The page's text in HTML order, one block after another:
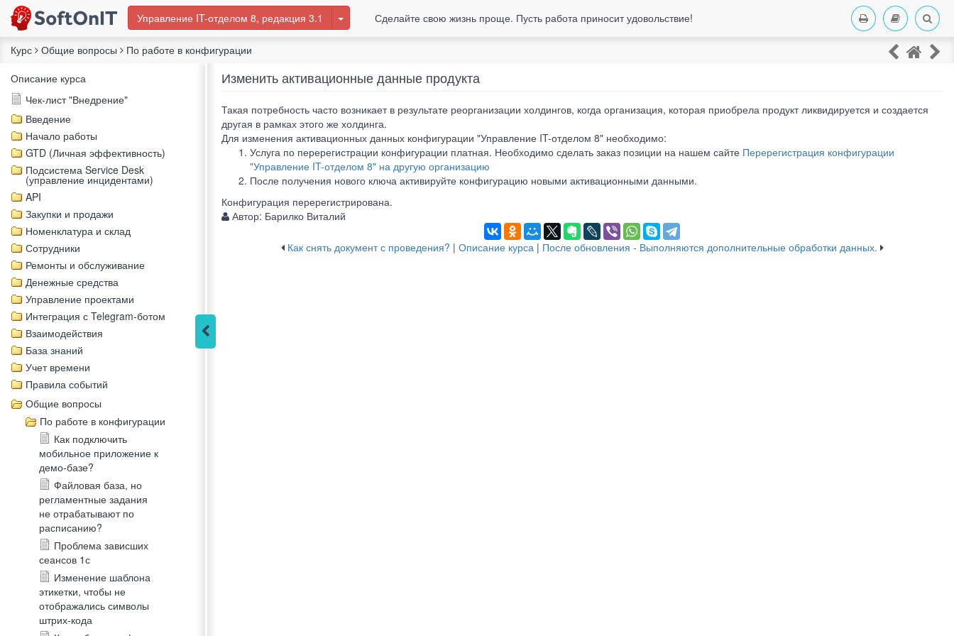
Управление IT-отделом 8, редакция 3.1 Сделайте свою жизнь проще. Пусть работа приносит удовольствие!
Курс Общие вопросы
По работе в конфигурации
Описание курса
Чек-лист "Внедрение"
Введение
Начало работы
GTD (Личная эффективность)
Подсистема Service Desk
(управление инцидентами)
API
Закупки и продажи
Номенклатура и склад
Сотрудники
Ремонты и обслуживание
Денежные средства
Управление проектами
Интеграция с Telegram-ботом
Взаимодействия
База знаний
Учет времени
Правила событий
Общие вопросы
По работе в конфигурации
Как подключить
мобильное приложение к
демо-базе?
Файловая база, но
регламентные задания
не отрабатывают по
расписанию?
Проблема зависших
сеансов 1с
Изменение шаблона
этикетки, чтобы не
отображались символы
штрих-кода
Изменить активационные данные продукта
Такая потребность часто возникает в результате реорганизации холдингов, когда организация, которая приобрела продукт ликвидируется и создается
другая в рамках этого же холдинга.
Для изменения активационных данных конфигурации "Управление IT-отделом 8" необходимо:
Услуга по перерегистрации конфигурации платная. Необходимо сделать заказ позиции на нашем сайте Перерегистрация конфигурации
"Управление IT-отделом 8" на другую организацию
После получения нового ключа активируйте конфигурацию новыми активационными данными.
Конфигурация перерегистрирована.
Автор: Барилко Виталий
Как снять документ с проведения? | Описание курса| После обновления - Выполняются дополнительные обработки данных.